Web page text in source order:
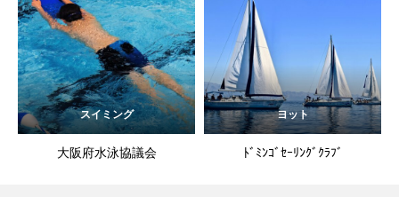
スイミング
大阪府水泳協議会
ヨット
ﾄﾞﾐﾝｺﾞｾｰﾘﾝｸﾞｸﾗﾌﾞ